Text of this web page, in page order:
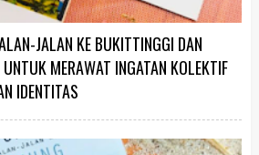
JALAN KE BUKITTINGGI DAN
MERAWAT INGATAN KOLEKTIF
IDENTITAS